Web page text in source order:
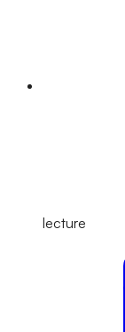
lecture